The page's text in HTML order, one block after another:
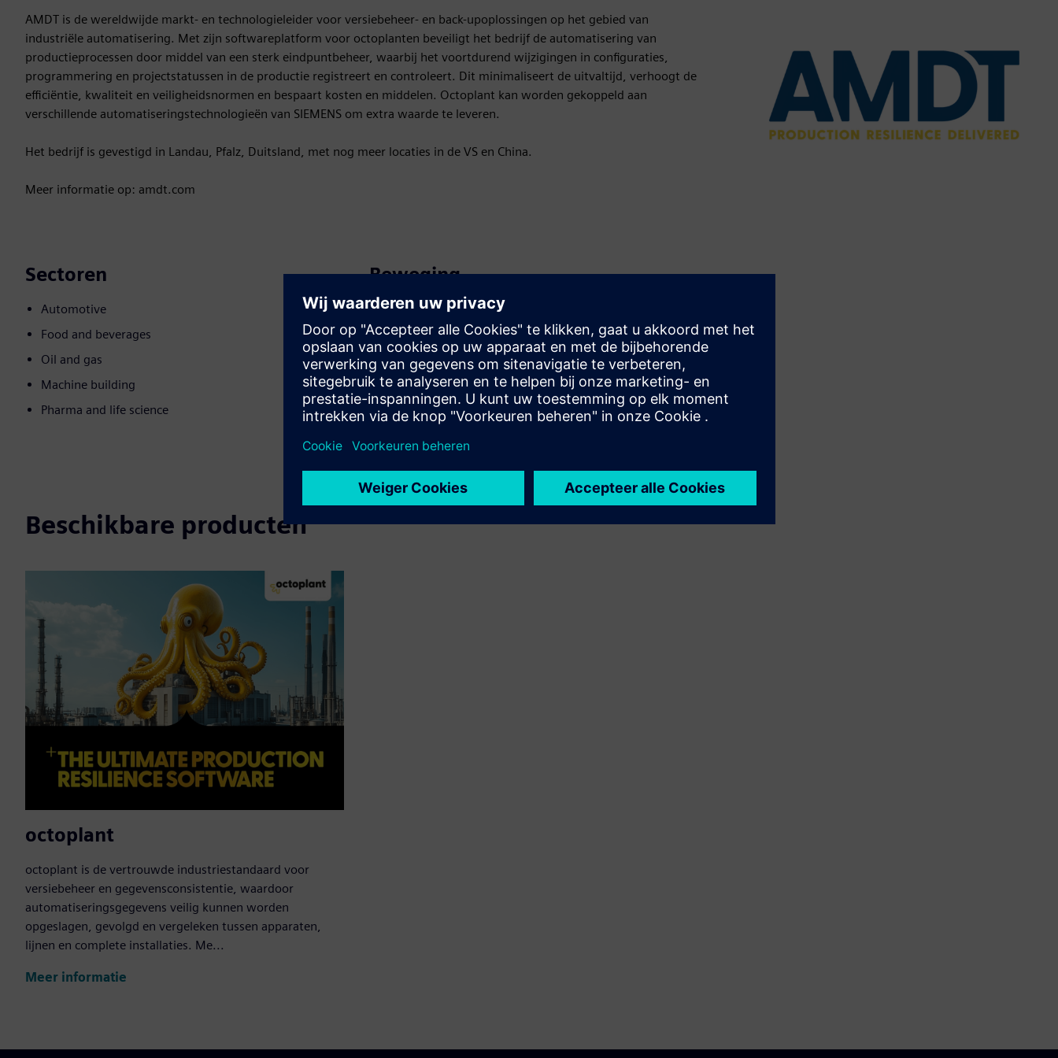
AMDT is de wereldwijde markt- en technologieleider voor versiebeheer- en back-upoplossingen op het gebied van
industriële automatisering. Met zijn softwareplatform voor octoplanten beveiligt het bedrijf de automatisering van
productieprocessen door middel van een sterk eindpuntbeheer, waarbij het voortdurend wijzigingen in configuraties,
programmering en projectstatussen in de productie registreert en controleert. Dit minimaliseert de uitvaltijd, verhoogt de
efficiëntie, kwaliteit en veiligheidsnormen en bespaart kosten en middelen. Octoplant kan worden gekoppeld aan
verschillende automatiseringstechnologieën van SIEMENS om extra waarde te leveren.
Het bedrijf is gevestigd in Landau, Pfalz, Duitsland, met nog meer locaties in de VS en China.
Meer informatie op: amdt.com
Sectoren
Automotive
Food and beverages
Oil and gas
Machine building
Pharma and life science
Beweging
Build
Breidt een Siemens Xcelerator-product/-oplossing uit of
bouwt hierop voort door een nieuw product te creëren,
of creëert een nieuwe klantoplossing via integratie van
het Siemens Xcelerator-product en eigen product
Beschikbare producten
octoplant
octoplant is de vertrouwde industriestandaard voor
versiebeheer en gegevensconsistentie, waardoor
automatiseringsgegevens veilig kunnen worden
opgeslagen, gevolgd en vergeleken tussen apparaten,
lijnen en complete installaties. Me...
Meer informatie